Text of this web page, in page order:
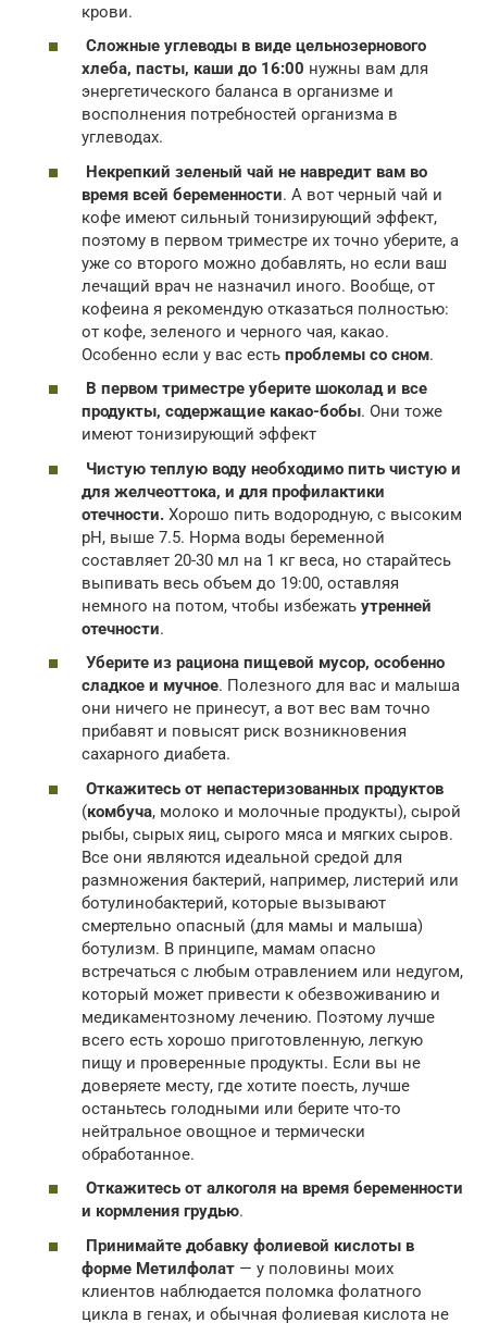
крови.
Сложные углеводы в виде цельнозернового
хлеба, пасты, каши до 16:00 нужны вам для
энергетического баланса в организме и
восполнения потребностей организма в
углеводах.
Некрепкий зеленый чай не навредит вам во
время всей беременности. А вот черный чай и
кофе имеют сильный тонизирующий эффект,
поэтому в первом триместре их точно уберите, а
уже со второго можно добавлять, но если ваш
лечащий врач не назначил иного. Вообще, от
кофеина я рекомендую отказаться полностью:
от кофе, зеленого и черного чая, какао.
Особенно если у вас есть проблемы со сном.
В первом триместре уберите шоколад и все
продукты, содержащие какао-бобы. Они тоже
имеют тонизирующий эффект
Чистую теплую воду необходимо пить чистую и
для желчеоттока, и для профилактики
отечности. Хорошо пить водородную, с высоким
рН, выше 7.5. Норма воды беременной
составляет 20-30 мл на 1 кг веса, но старайтесь
выпивать весь объем до 19:00, оставляя
немного на потом, чтобы избежать утренней
отечности.
Уберите из рациона пищевой мусор, особенно
сладкое и мучное. Полезного для вас и малыша
они ничего не принесут, а вот вес вам точно
прибавят и повысят риск возникновения
сахарного диабета.
Откажитесь от непастеризованных продуктов
(комбуча, молоко и молочные продукты), сырой
рыбы, сырых яиц, сырого мяса и мягких сыров.
Все они являются идеальной средой для
размножения бактерий, например, листерий или
ботулинобактерий, которые вызывают
смертельно опасный (для мамы и малыша)
ботулизм. В принципе, мамам опасно
встречаться с любым отравлением или недугом,
который может привести к обезвоживанию и
медикаментозному лечению. Поэтому лучше
всего есть хорошо приготовленную, легкую
пищу и проверенные продукты. Если вы не
доверяете месту, где хотите поесть, лучше
останьтесь голодными или берите что-то
нейтральное овощное и термически
обработанное.
Откажитесь от алкоголя на время беременности
и кормления грудью.
Принимайте добавку фолиевой кислоты в
форме Метилфолат — у половины моих
клиентов наблюдается поломка фолатного
цикла в генах, и обычная фолиевая кислота не